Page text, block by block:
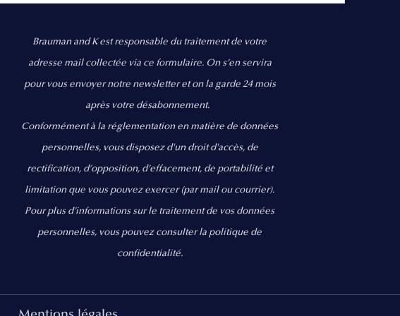
Brauman and K est responsable du traitement de votre
adresse mail collectée via ce formulaire. On s’en servira
pour vous envoyer notre newsletter et on la garde 24 mois
après votre désabonnement.
Conformément à la réglementation en matière de données
personnelles, vous disposez d'un droit d'accès, de
rectification, d’opposition, d’effacement, de portabilité et
limitation que vous pouvez exercer(par mail ou courrier).
Pour plus d’informations sur le traitement de vos données
personnelles, vous pouvez consulter la politique de
confidentialité.